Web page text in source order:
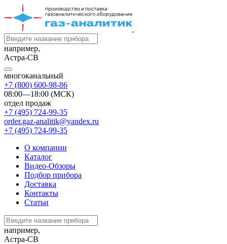
например,
Астра-СВ
многоканальный
+7 (800) 600-98-86
08:00—18:00 (МСК)
отдел продаж
+7 (495) 724-99-35
order.gaz-analitik@yandex.ru
+7 (495) 724-99-35
О компании
Каталог
Видео-Обзоры
Подбор прибора
Доставка
Контакты
Статьи
например,
Астра-СВ